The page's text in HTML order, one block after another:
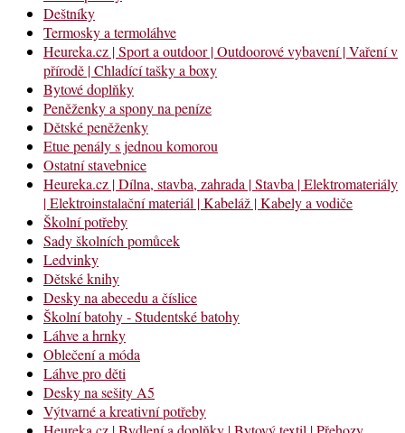
Deštníky
Termosky a termoláhve
Heureka.cz | Sport a outdoor | Outdoorové vybavení | Vaření v
přírodě | Chladící tašky a boxy
Bytové doplňky
Peněženky a spony na peníze
Dětské peněženky
Etue penály s jednou komorou
Ostatní stavebnice
Heureka.cz | Dílna, stavba, zahrada | Stavba | Elektromateriály
| Elektroinstalační materiál | Kabeláž | Kabely a vodiče
Školní potřeby
Sady školních pomůcek
Ledvinky
Dětské knihy
Desky na abecedu a číslice
Školní batohy - Studentské batohy
Láhve a hrnky
Oblečení a móda
Láhve pro děti
Desky na sešity A5
Výtvarné a kreativní potřeby